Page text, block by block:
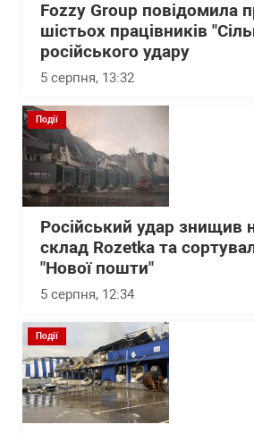
Fozzy Group повідомила
шістьох працівників
російського удару
5 серпня, 13:32
Події
Російський удар знищив
склад Rozetka та
"Нової пошти"
5 серпня, 12:34
Події